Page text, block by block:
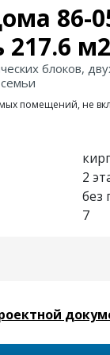
86-
блоков,
помещений, не
2
без
7